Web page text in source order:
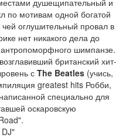
по мотивам одной богатой
оглушительный провал в
нет никакого дела до
шимпанзе.
британский хит-
с The Beatles (учись,
greatest hits Робби,
специально для
оскаровскую